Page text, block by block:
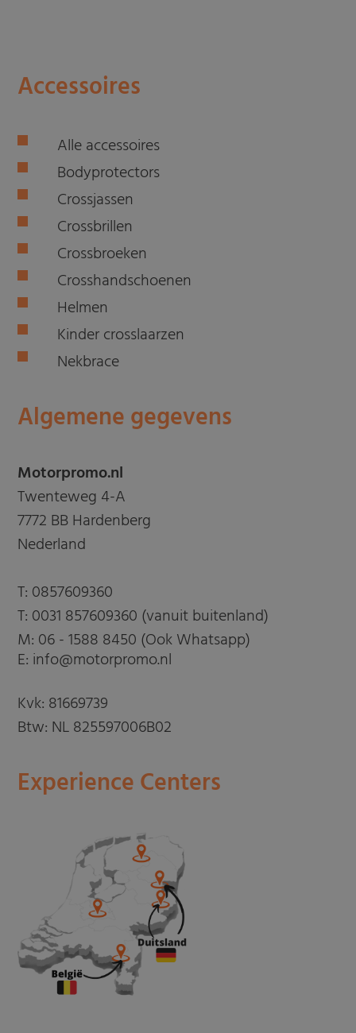
Accessoires
Alle accessoires
Bodyprotectors
Crossjassen
Crossbrillen
Crossbroeken
Crosshandschoenen
Helmen
Kinder crosslaarzen
Nekbrace
Algemene gegevens
Motorpromo.nl
Twenteweg 4-A
7772 BB Hardenberg
Nederland
T: 0857609360
T: 0031 857609360 (vanuit buitenland)
M: 06 - 1588 8450 (Ook Whatsapp)
E: info@motorpromo.nl
Kvk: 81669739
Btw: NL 825597006B02
Experience Centers